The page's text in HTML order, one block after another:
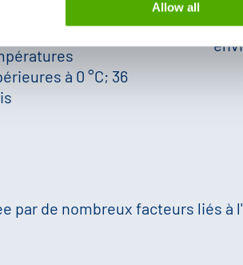
Allow all
ambiante,
à 0 °C; 36
par de nombreux facteurs liés à